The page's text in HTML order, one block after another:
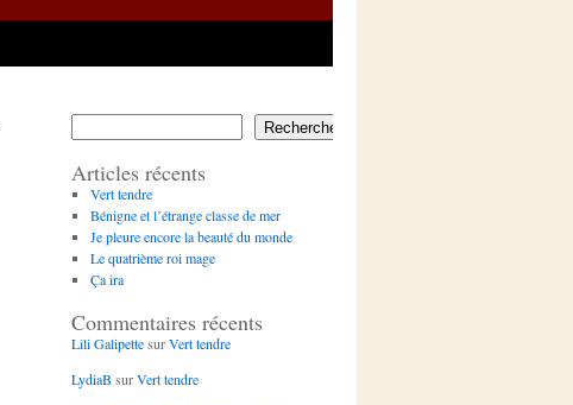
Rechercher
Articles récents
Vert tendre
Bénigne et l’étrange classe de mer
Je pleure encore la beauté du monde
Le quatrième roi mage
Ça ira
Commentaires récents
Lili GalipettesurVert tendre
LydiaB surVert tendre